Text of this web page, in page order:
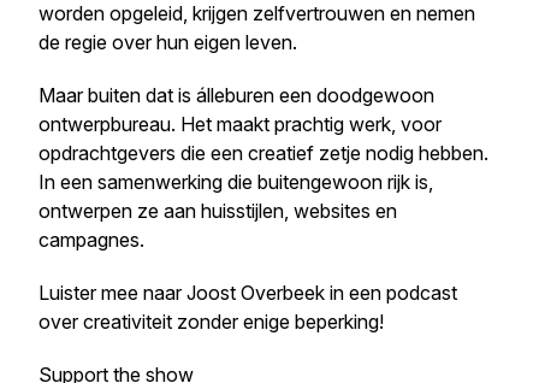
worden opgeleid, krijgen zelfvertrouwen en nemen
de regie over hun eigen leven.
Maar buiten dat is álleburen een doodgewoon
ontwerpbureau. Het maakt prachtig werk, voor
opdrachtgevers die een creatief zetje nodig hebben.
In een samenwerking die buitengewoon rijk is,
ontwerpen ze aan huisstijlen, websites en
campagnes.
Luister mee naar Joost Overbeek in een podcast
over creativiteit zonder enige beperking!
Support the show